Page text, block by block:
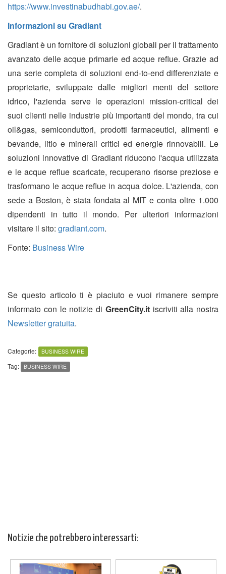
https://www.investinabudhabi.gov.ae/.
Informazioni su Gradiant
Gradiant è un fornitore di soluzioni globali per il trattamento
avanzato delle acque primarie ed acque reflue. Grazie ad
una serie completa di soluzioni end-to-end differenziate e
proprietarie, sviluppate dalle migliori menti del settore
idrico, l'azienda serve le operazioni mission-critical dei
suoi clienti nelle industrie più importanti del mondo, tra cui
oil&gas, semiconduttori, prodotti farmaceutici, alimenti e
bevande, litio e minerali critici ed energie rinnovabili. Le
soluzioni innovative di Gradiant riducono l'acqua utilizzata
e le acque reflue scaricate, recuperano risorse preziose e
trasformano le acque reflue in acqua dolce. L'azienda, con
sede a Boston, è stata fondata al MIT e conta oltre 1.000
dipendenti in tutto il mondo. Per ulteriori informazioni
visitare il sito: gradiant.com.
Fonte: Business Wire
Se questo articolo ti è piaciuto e vuoi rimanere sempre
informato con le notizie di GreenCity.itiscriviti alla nostra
Newsletter gratuita.
Categorie: BUSINESS WIRE
Tag: BUSINESS WIRE
Notizie che potrebbero interessarti: